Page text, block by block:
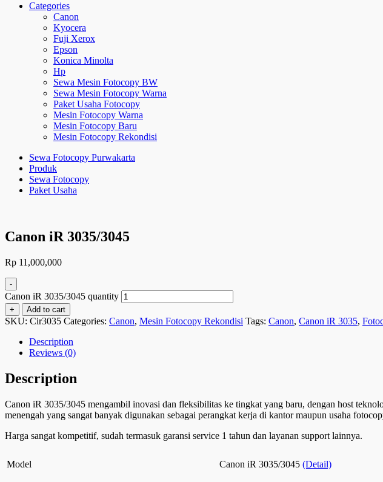
Categories
Canon
Kyocera
Fuji Xerox
Epson
Konica Minolta
Hp
Sewa Mesin Fotocopy BW
Sewa Mesin Fotocopy Warna
Paket Usaha Fotocopy
Mesin Fotocopy Warna
Mesin Fotocopy Baru
Mesin Fotocopy Rekondisi
Sewa Fotocopy Purwakarta
Produk
Sewa Fotocopy
Paket Usaha
Canon iR 3035/3045
Rp 11,000,000
-
Canon iR 3035/3045 quantity
+ Add to cart
SKU: Cir3035 Categories: Canon, Mesin Fotocopy Rekondisi Tags: Canon, Canon iR 3035,
Description
Reviews (0)
Description
Canon iR 3035/3045 mengambil inovasi dan fleksibilitas ke tingkat yang baru, dengan host
menengah yang sangat banyak digunakan sebagai perangkat kerja di kantor maupun usaha
Harga sangat kompetitif, sudah termasuk garansi service 1 tahun dan layanan support lainnya.
Model Canon iR 3035/3045 (Detail)